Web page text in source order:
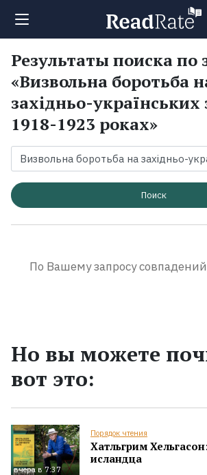
Поиск
Новости
Рейтинги
Книги
Результаты поиска по
«Визвольна боротьба
західньо-українських
1918-1923 роках»
Поиск
По Вашему запросу
Но вы можете
вот это:
вчера в 7:37
Порядок чтения
Хатльгрим
исландца